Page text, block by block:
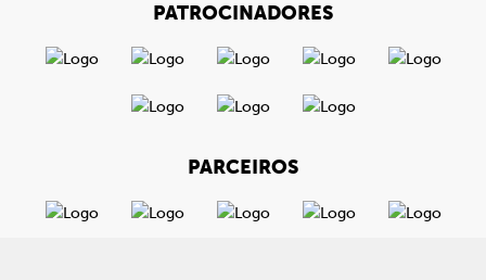
PATROCINADORES
PARCEIROS